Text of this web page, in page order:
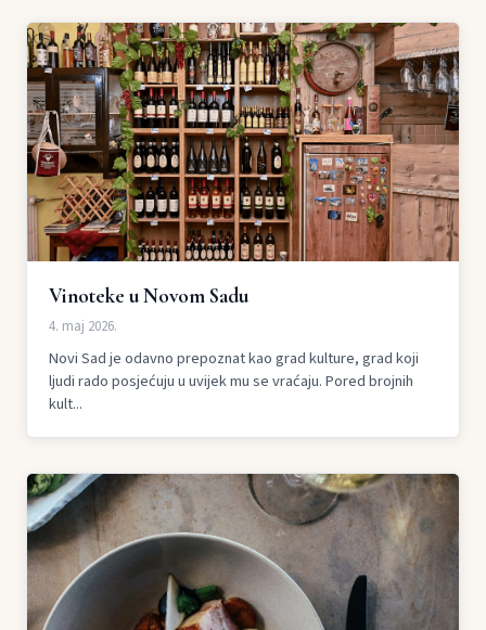
Vinoteke u Novom Sadu
4. maj 2026.
Novi Sad je odavno prepoznat kao grad kulture, grad koji
ljudi rado posjećuju u uvijek mu se vraćaju. Pored brojnih
kult...